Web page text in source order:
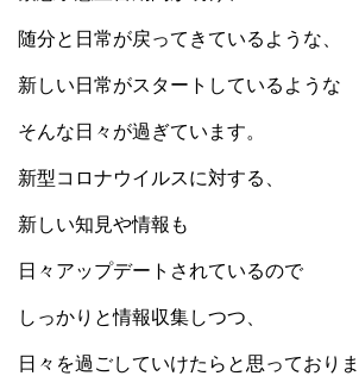
随分と日常が戻ってきているような、
新しい日常がスタートしているような
そんな日々が過ぎています。
新型コロナウイルスに対する、
新しい知見や情報も
日々アップデートされているので
しっかりと情報収集しつつ、
日々を過ごしていけたらと思っておりま